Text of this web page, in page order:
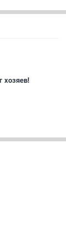
хозяев!